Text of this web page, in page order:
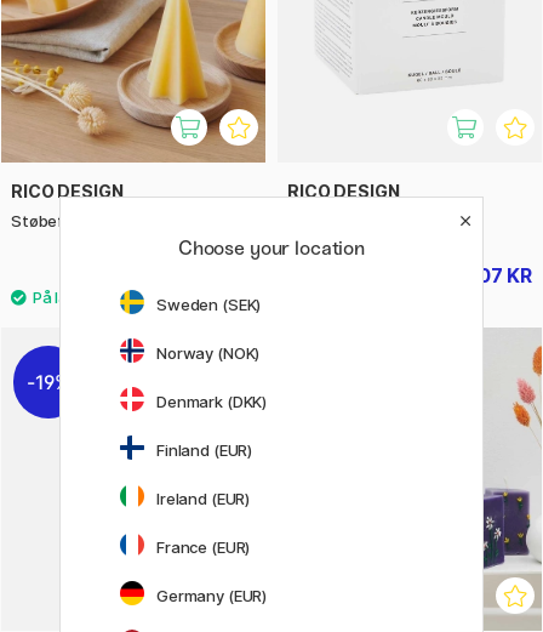
RICO DESIGN
Støbeform til lys Stjernekegle
RICO DESIGN
207 KR
19%
Choose your location
Sweden (SEK)
Norway (NOK)
Denmark (DKK)
Finland (EUR)
Ireland (EUR)
France (EUR)
Germany (EUR)